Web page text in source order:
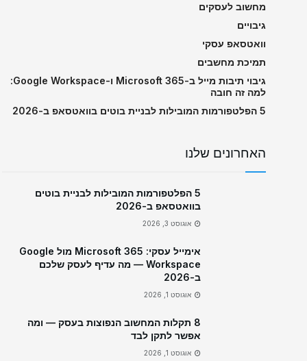
מחשוב לעסקים
גיבויים
וואטסאפ עסקי
תמיכת מחשבים
גיבוי תיבות מייל ב-Microsoft 365 ו-Google Workspace:
למה זה חובה
5 הפלטפורמות המובילות לבניית בוטים בוואטסאפ ב-2026
האחרונים שלנו
5 הפלטפורמות המובילות לבניית בוטים
בוואטסאפ ב-2026
אוגוסט 3, 2026
אימייל עסקי: Microsoft 365 מול Google
Workspace — מה עדיף לעסק שלכם
ב-2026
אוגוסט 1, 2026
8 תקלות המחשוב הנפוצות בעסק — ומה
אפשר לתקן לבד
אוגוסט 1, 2026